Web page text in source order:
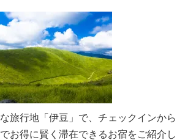
旅行地「伊豆」で、チェックインから
お得に賢く滞在できるお宿をご紹介し